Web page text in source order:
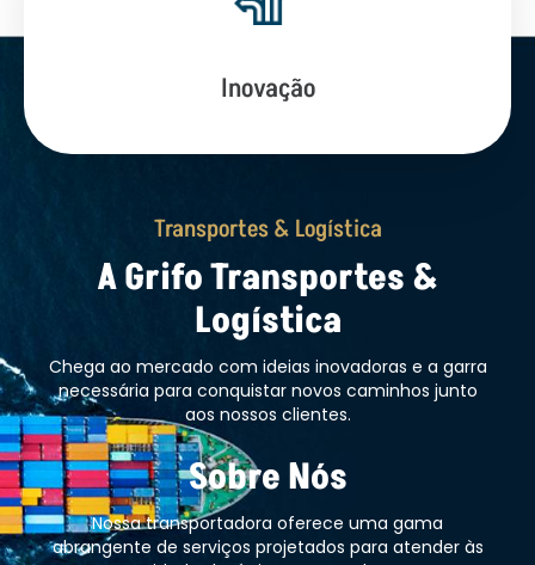
Inovação
Transportes & Logística
A Grifo Transportes &
Logística
Chega ao mercado com ideias inovadoras e a garra
necessária para conquistar novos caminhos junto
aos nossos clientes.
Sobre Nós
Nossa transportadora oferece uma gama
abrangente de serviços projetados para atender às